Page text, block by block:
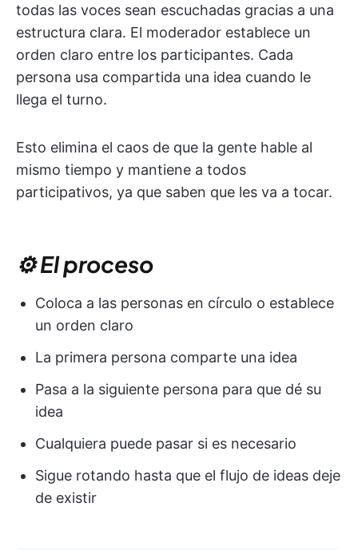
todas las voces sean escuchadas gracias a una
estructura clara. El moderador establece un
orden claro entre los participantes. Cada
persona usa compartida una idea cuando le
llega el turno.
Esto elimina el caos de que la gente hable al
mismo tiempo y mantiene a todos
participativos, ya que saben que les va a tocar.
⚙️ El proceso
Coloca a las personas en círculo o establece
un orden claro
La primera persona comparte una idea
Pasa a la siguiente persona para que dé su
idea
Cualquiera puede pasar si es necesario
Sigue rotando hasta que el flujo de ideas deje
de existir